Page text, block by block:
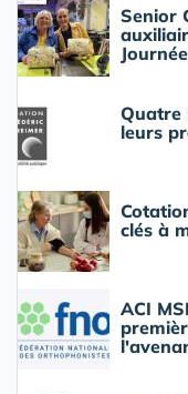
Senior
Quatre
leurs
clés à
ACI